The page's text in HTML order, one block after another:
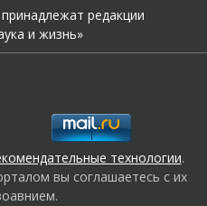
редакции
и жизнь»
технологии.
вы соглашаетесь с их